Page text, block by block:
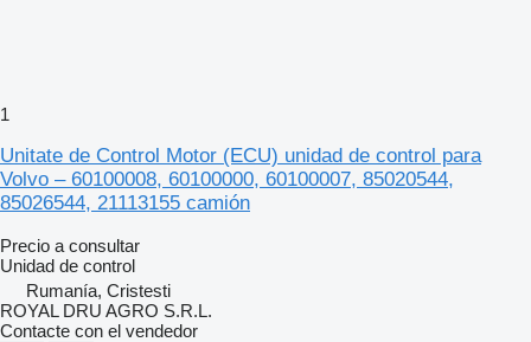
1
Unitate de Control Motor (ECU) unidad de control para
Volvo – 60100008, 60100000, 60100007, 85020544,
85026544, 21113155 camión
Precio a consultar
Unidad de control
Rumanía, Cristesti
ROYAL DRU AGRO S.R.L.
Contacte con el vendedor